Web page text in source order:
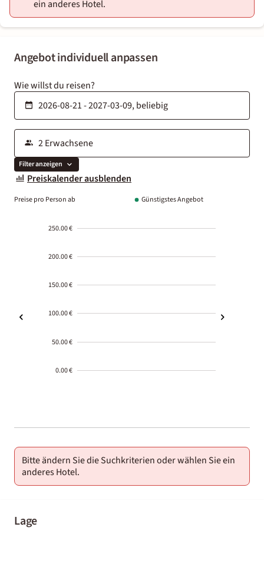
Angebot individuell anpassen
Wie willst du reisen?
Filter anzeigen
Preiskalender ausblenden
Preise pro Person ab Günstigstes Angebot
250.00 €
200.00 €
150.00 €
100.00 €
50.00 €
0.00 €
01-02
Bitte ändern Sie die Suchkriterien oder wählen Sie ein
anderes Hotel.
Lage
ein anderes Hotel.